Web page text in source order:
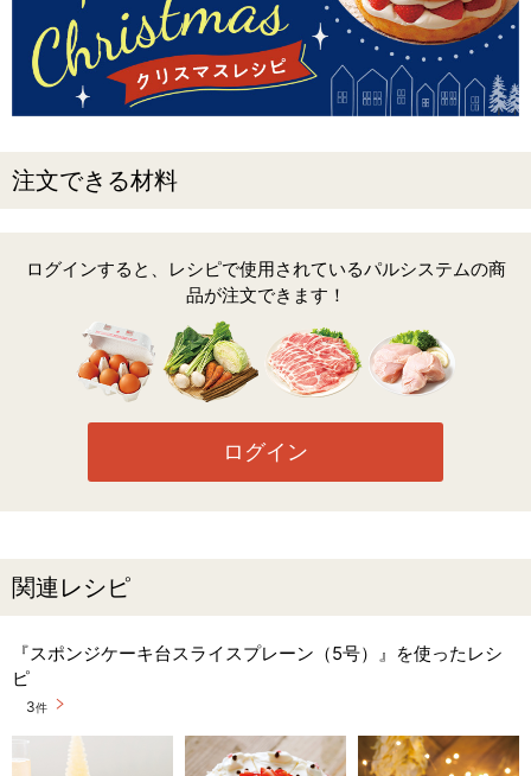
注文できる材料
ログインすると、レシピで使用されているパルシステムの商
品が注文できます！
ログイン
関連レシピ
『スポンジケーキ台スライスプレーン（5号）』を使ったレシ
ピ
3件